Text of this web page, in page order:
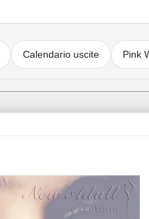
Calendario uscite Pink